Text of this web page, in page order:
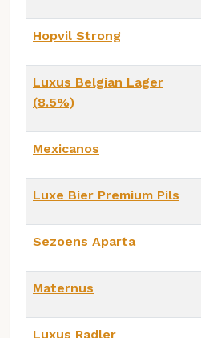
Hopvil Strong
Luxus Belgian Lager
(8.5%)
Mexicanos
Luxe Bier Premium Pils
Sezoens Aparta
Maternus
Luxus Radler